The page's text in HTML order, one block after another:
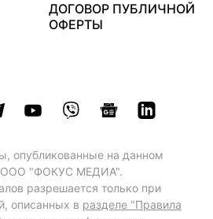
ДОГОВОР ПУБЛИЧНОЙ
ОФЕРТЫ
опубликованные на данном
ООО "ФОКУС МЕДИА".
разрешается только при
описанных в разделе "Правила